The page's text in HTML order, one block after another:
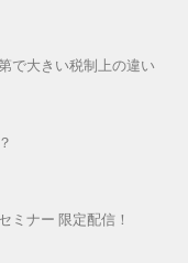
で大きい税制上の違い
ミナー 限定配信！